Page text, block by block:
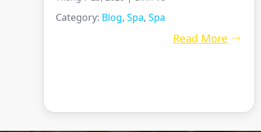
tìm kiếm một khoảnh khắc thư giãn giữa
nhịp sống ngày càng hối hả. Nếu đang
tìm một spa uy tín ngay tại lòng phố […]
Category: Blog, Spa, Spa
Read More